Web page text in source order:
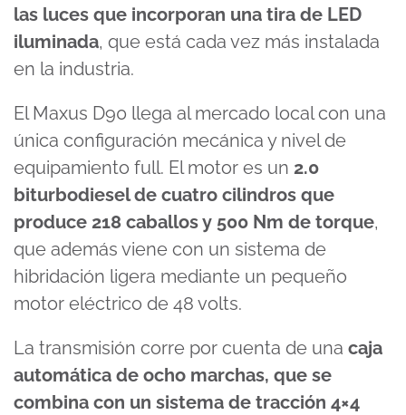
las luces que incorporan una tira de LED
iluminada, que está cada vez más instalada
en la industria.
El Maxus D90 llega al mercado local con una
única configuración mecánica y nivel de
equipamiento full. El motor es un 2.0
biturbodiesel de cuatro cilindros que
produce 218 caballos y 500 Nm de torque,
que además viene con un sistema de
hibridación ligera mediante un pequeño
motor eléctrico de 48 volts.
La transmisión corre por cuenta de una caja
automática de ocho marchas, que se
combina con un sistema de tracción 4×4